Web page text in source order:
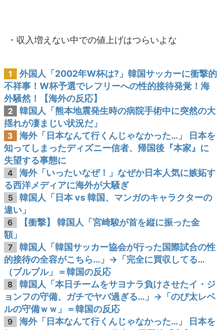
・収入増えない中での値上げはつらいよな
1
外国人「2002年W杯は?」韓国サッカーに衝撃的
不祥事！W杯予選でレフリーへの性的接待発覚！海
外騒然！【海外の反応】
2
韓国人「熊本地震発生時の病院手術中に突然の大
揺れが凄まじい状況だ」
3
海外「日本なんて行くんじゃなかった…」 日本を
知ってしまったディズニー信者、帰国後『本家』に
失望する事態に
4
海外「いったいなぜ！」なぜか日本人気に嫉妬す
る西洋メディアに海外が大騒ぎ
5
韓国人「日本 vs 韓国、マンガのキャラクターの
違い」
6
【衝撃】 韓国人「宮崎駿が首を縦に振った金
額」
7
韓国人「韓国サッカー協会が行った国際試合の性
的接待の全容がこちら…」→「完全に買収してる…
（ブルブル」＝韓国の反応
8
韓国人「本日チームをサヨナラ負けさせたイ・ジ
ョンフの守備、ガチでヤバ過ぎる…」→「のび太レベ
ルの守備ｗｗ」＝韓国の反応
9
海外「日本なんて行くんじゃなかった…」 日本を